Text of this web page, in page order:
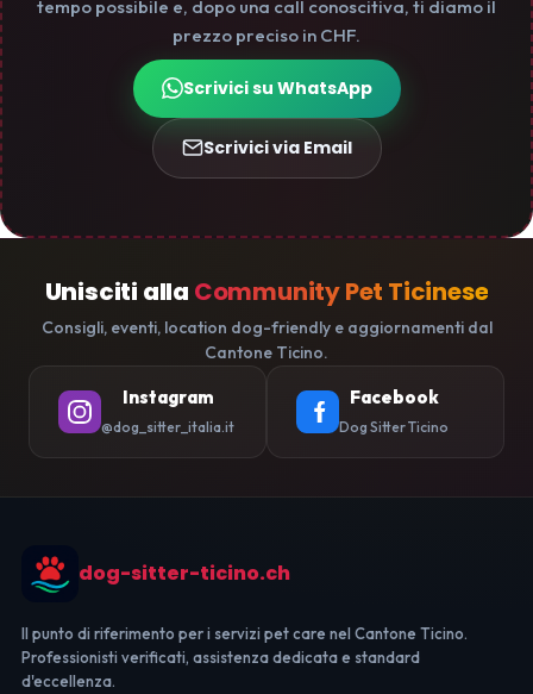
tempo possibile e, dopo una call conoscitiva, ti diamo il
prezzo preciso in CHF.
Scrivici su WhatsApp
Scrivici via Email
Unisciti alla Community Pet Ticinese
Consigli, eventi, location dog-friendly e aggiornamenti dal
Cantone Ticino.
Instagram
@dog_sitter_italia.it
Facebook
Dog Sitter Ticino
dog-sitter-ticino.ch
Il punto di riferimento per i servizi pet care nel Cantone Ticino.
Professionisti verificati, assistenza dedicata e standard
d'eccellenza.